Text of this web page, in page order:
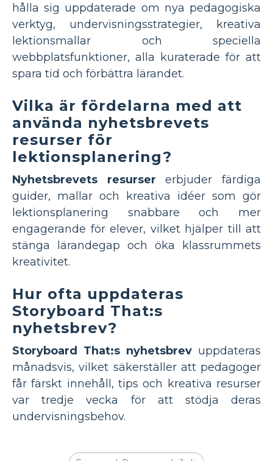
hålla sig uppdaterade om nya pedagogiska
verktyg, undervisningsstrategier, kreativa
lektionsmallar och speciella
webbplatsfunktioner, alla kuraterade för att
spara tid och förbättra lärandet.
Vilka är fördelarna med att
använda nyhetsbrevets
resurser för
lektionsplanering?
Nyhetsbrevets resurser erbjuder färdiga
guider, mallar och kreativa idéer som gör
lektionsplanering snabbare och mer
engagerande för elever, vilket hjälper till att
stänga lärandegap och öka klassrummets
kreativitet.
Hur ofta uppdateras
Storyboard That:s
nyhetsbrev?
Storyboard That:s nyhetsbrev uppdateras
månadsvis, vilket säkerställer att pedagoger
får färskt innehåll, tips och kreativa resurser
var tredje vecka för att stödja deras
undervisningsbehov.